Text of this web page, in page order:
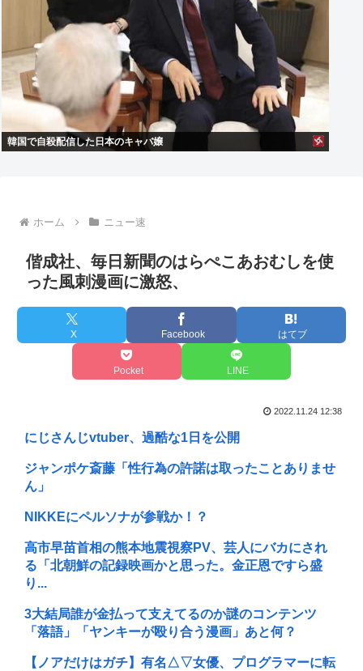
韓国で自殺配信した日本のキャバ嬢
ホーム ニュー速
偕成社、毎日新聞のはらぺこあおむしを使
った風刺漫画に激怒、
X Facebook はてブ
Pocket LINE
2022.11.24 12:38
にじさんじvtuber、過酷な1日を公開
ジャンポケ斎藤「性行為の許諾は取ったことありませ
ん」
NIKKEにペルソナが参戦か！？
高市早苗首相の熊本地震視察PV、芸人にバカにされ
る「北朝鮮の記録映画かと思った。金正恩ですら盛
り...
3大結局誰が金払って支えてるのか謎のコンテンツ
「落語」「ヤンキーが殴り合う漫画」あと何？
【ノアだけはガチ】有名△▽女優、プログラマーに転